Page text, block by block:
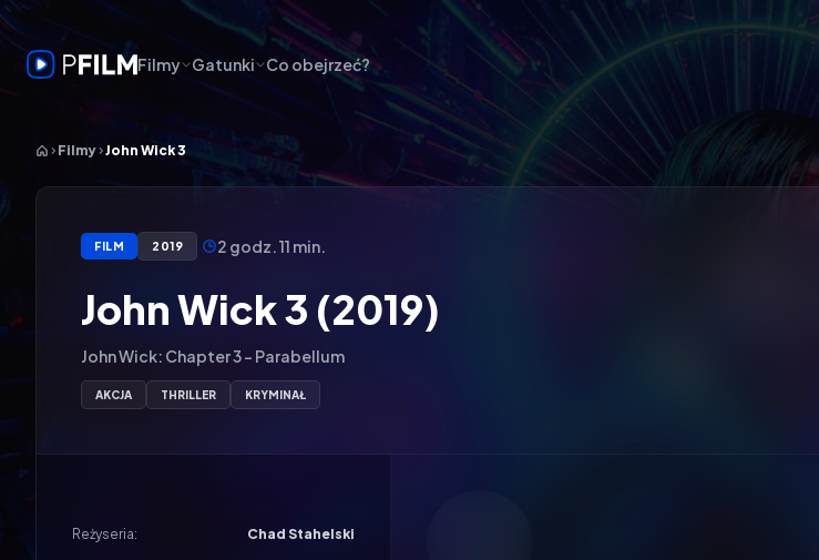
Filmy Gatunki Co obejrzeć?
Filmy John Wick 3
FILM 2019 2 godz. 11 min.
John Wick 3 (2019)
John Wick: Chapter 3 - Parabellum
AKCJA THRILLER KRYMINAŁ
Reżyseria: Chad Stahelski